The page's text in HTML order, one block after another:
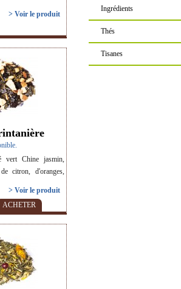
> Voir le produit
vert Chine jasmin,
citron, d'oranges,
> Voir le produit
ACHETER
Ingrédients
Thés
Tisanes